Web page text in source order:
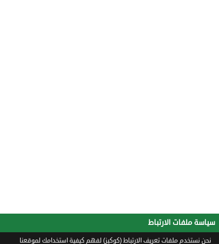
سياسة ملفات الارتباط
نحن نستخدم ملفات تعريف الارتباط (كوكيز) لفهم كيفية استخدامك لموقعنا